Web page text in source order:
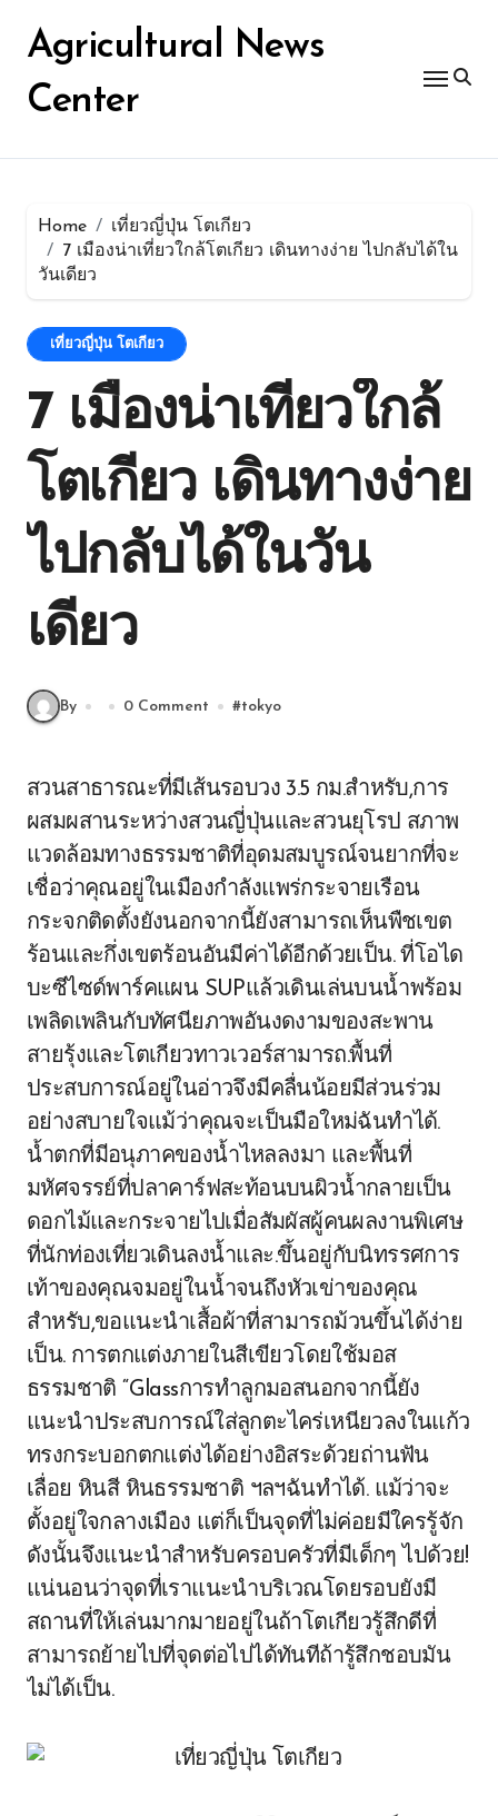
contentAgricultural News
Center
Home
เที่ยวญี่ปุ่น โตเกียว
7 เมืองน่าเที่ยวใกล้โตเกียว เดินทางง่าย ไปกลับได้ใน
วันเดียว
เที่ยวญี่ปุ่น โตเกียว
7 เมืองน่าเที่ยวใกล้
โตเกียว เดินทางง่าย
ไปกลับได้ในวัน
เดียว
By 0 Comment #tokyo
สวนสาธารณะที่มีเส้นรอบวง 3.5 กม.สำหรับ,การ
ผสมผสานระหว่างสวนญี่ปุ่นและสวนยุโรป สภาพ
แวดล้อมทางธรรมชาติที่อุดมสมบูรณ์จนยากที่จะ
เชื่อว่าคุณอยู่ในเมืองกำลังแพร่กระจายเรือน
กระจกติดตั้งยังนอกจากนี้ยังสามารถเห็นพืชเขต
ร้อนและกึ่งเขตร้อนอันมีค่าได้อีกด้วยเป็น. ที่โอได
บะซีไซด์พาร์คแผน SUPแล้วเดินเล่นบนน้ำพร้อม
เพลิดเพลินกับทัศนียภาพอันงดงามของสะพาน
สายรุ้งและโตเกียวทาวเวอร์สามารถ.พื้นที่
ประสบการณ์อยู่ในอ่าวจึงมีคลื่นน้อยมีส่วนร่วม
อย่างสบายใจแม้ว่าคุณจะเป็นมือใหม่ฉันทำได้.
น้ำตกที่มีอนุภาคของน้ำไหลลงมา และพื้นที่
มหัศจรรย์ที่ปลาคาร์ฟสะท้อนบนผิวน้ำกลายเป็น
ดอกไม้และกระจายไปเมื่อสัมผัสผู้คนผลงานพิเศษ
ที่นักท่องเที่ยวเดินลงน้ำและ.ขึ้นอยู่กับนิทรรศการ
เท้าของคุณจมอยู่ในน้ำจนถึงหัวเข่าของคุณ
สำหรับ,ขอแนะนำเสื้อผ้าที่สามารถม้วนขึ้นได้ง่าย
เป็น. การตกแต่งภายในสีเขียวโดยใช้มอส
ธรรมชาติ “Glassการทำลูกมอสนอกจากนี้ยัง
แนะนำประสบการณ์ใส่ลูกตะไคร่เหนียวลงในแก้ว
ทรงกระบอกตกแต่งได้อย่างอิสระด้วยถ่านฟัน
เลื่อย หินสี หินธรรมชาติ ฯลฯฉันทำได้. แม้ว่าจะ
ตั้งอยู่ใจกลางเมือง แต่ก็เป็นจุดที่ไม่ค่อยมีใครรู้จัก
ดังนั้นจึงแนะนำสำหรับครอบครัวที่มีเด็กๆ ไปด้วย!
แน่นอนว่าจุดที่เราแนะนำบริเวณโดยรอบยังมี
สถานที่ให้เล่นมากมายอยู่ในถ้าโตเกียวรู้สึกดีที่
สามารถย้ายไปที่จุดต่อไปได้ทันทีถ้ารู้สึกชอบมัน
ไม่ได้เป็น.